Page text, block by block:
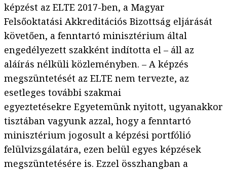
képzést az ELTE 2017-ben, a Magyar
Felsőoktatási Akkreditációs Bizottság eljárását
követően, a fenntartó minisztérium által
engedélyezett szakként indította el – áll az
aláírás nélküli közleményben. – A képzés
megszüntetését az ELTE nem tervezte, az
esetleges további szakmai
egyeztetésekre Egyetemünk nyitott, ugyanakkor
tisztában vagyunk azzal, hogy a fenntartó
minisztérium jogosult a képzési portfólió
felülvizsgálatára, ezen belül egyes képzések
megszüntetésére is. Ezzel összhangban a